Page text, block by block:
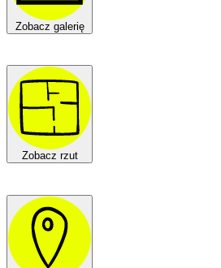
Zobacz galerię
Zobacz rzut